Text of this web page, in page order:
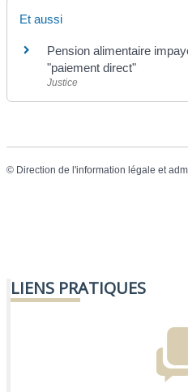
Et aussi
Pension alimentaire
"paiement direct"
Justice
© Direction de l'information légale et
LIENS PRATIQUES